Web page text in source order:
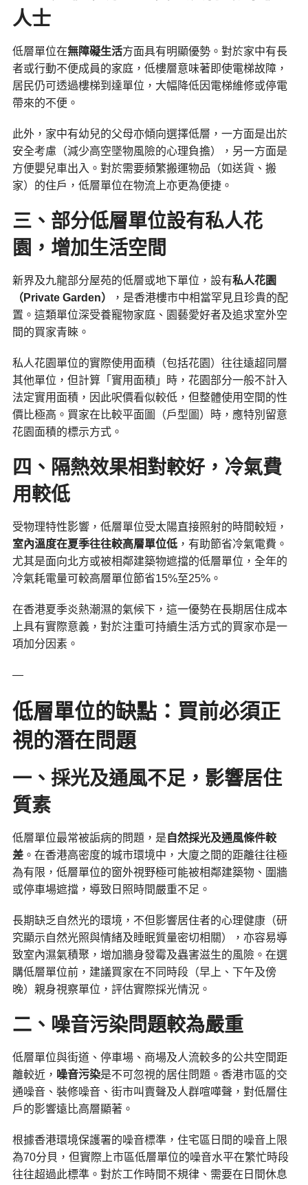
人士
低層單位在無障礙生活方面具有明顯優勢。對於家中有長
者或行動不便成員的家庭，低樓層意味著即使電梯故障，
居民仍可透過樓梯到達單位，大幅降低因電梯維修或停電
帶來的不便。
此外，家中有幼兒的父母亦傾向選擇低層，一方面是出於
安全考慮（減少高空墜物風險的心理負擔），另一方面是
方便嬰兒車出入。對於需要頻繁搬運物品（如送貨、搬
家）的住戶，低層單位在物流上亦更為便捷。
三、部分低層單位設有私人花
園，增加生活空間
新界及九龍部分屋苑的低層或地下單位，設有私人花園
（ Private Garden）
，是香港樓市中相當罕見且珍貴的配
置。這類單位深受養寵物家庭、園藝愛好者及追求室外空
間的買家青睞。
私人花園單位的實際使用面積（包括花園）往往遠超同層
其他單位，但計算「實用面積」時，花園部分一般不計入
法定實用面積，因此呎價看似較低，但整體使用空間的性
價比極高。買家在比較平面圖（戶型圖）時，應特別留意
花園面積的標示方式。
四、隔熱效果相對較好，冷氣費
用較低
受物理特性影響，低層單位受太陽直接照射的時間較短，
室內溫度在夏季往往較高層單位低，有助節省冷氣電費。
尤其是面向北方或被相鄰建築物遮擋的低層單位，全年的
冷氣耗電量可較高層單位節省15%至25%。
在香港夏季炎熱潮濕的氣候下，這一優勢在長期居住成本
上具有實際意義，對於注重可持續生活方式的買家亦是一
項加分因素。
—
低層單位的缺點：買前必須正
視的潛在問題
一、採光及通風不足，影響居住
質素
低層單位最常被詬病的問題，是 自然採光及通風條件較
差。在香港高密度的城市環境中，大廈之間的距離往往極
為有限，低層單位的窗外視野極可能被相鄰建築物、圍牆
或停車場遮擋，導致日照時間嚴重不足。
長期缺乏自然光的環境，不但影響居住者的心理健康（研
究顯示自然光照與情緒及睡眠質量密切相關），亦容易導
致室內濕氣積聚，增加牆身發霉及蟲害滋生的風險。在選
購低層單位前，建議買家在不同時段（早上、下午及傍
晚）親身視察單位，評估實際採光情況。
二、噪音污染問題較為嚴重
低層單位與街道、停車場、商場及人流較多的公共空間距
離較近， 噪音污染是不可忽視的居住問題。香港市區的交
通噪音、裝修噪音、街市叫賣聲及人群喧嘩聲，對低層住
戶的影響遠比高層顯著。
根據香港環境保護署的噪音標準，住宅區日間的噪音上限
為70分貝，但實際上市區低層單位的噪音水平在繁忙時段
往往超過此標準。對於工作時間不規律、需要在日間休息